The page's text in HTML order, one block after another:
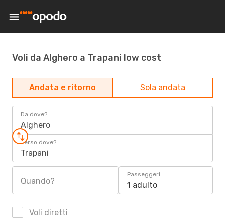
Voli da Alghero a Trapani low cost
Andata e ritorno Sola andata
Da dove?
Alghero
Verso dove?
Trapani
Quando?
Passeggeri
1 adulto
Voli diretti